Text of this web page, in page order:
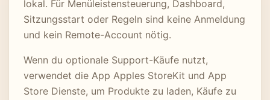
lokal. Für Menüleistensteuerung, Dashboard,
Sitzungsstart oder Regeln sind keine Anmeldung
und kein Remote-Account nötig.
Wenn du optionale Support-Käufe nutzt,
verwendet die App Apples StoreKit und App
Store Dienste, um Produkte zu laden, Käufe zu